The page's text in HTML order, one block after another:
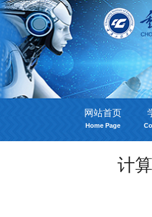
网站首页
Home Page
计